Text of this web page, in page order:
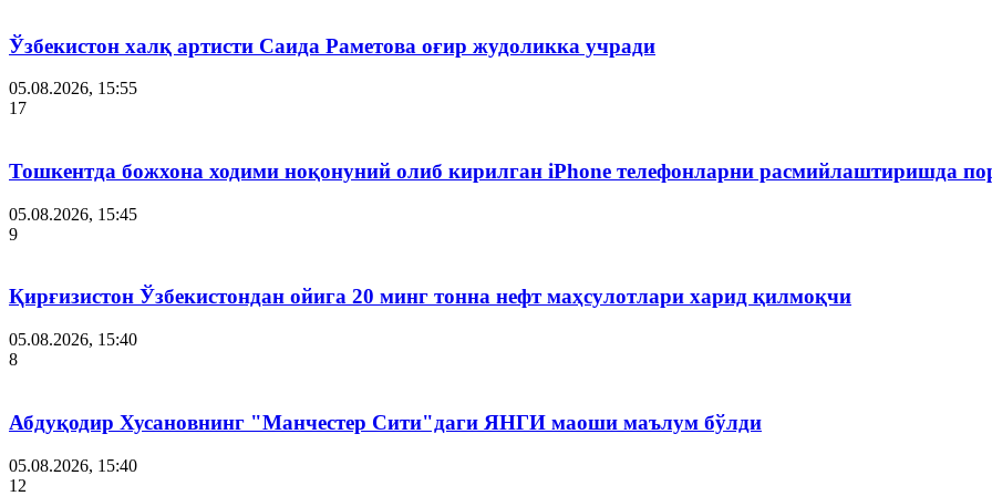
Ўзбекистон халқ артисти Саида Раметова оғир жудоликка учради
05.08.2026, 15:55
17
Тошкентда божхона ходими ноқонуний олиб кирилган iPhone телефонларни расмийлаштиришда
05.08.2026, 15:45
9
Қирғизистон Ўзбекистондан ойига 20 минг тонна нефт маҳсулотлари харид қилмоқчи
05.08.2026, 15:40
8
Абдуқодир Хусановнинг "Манчестер Сити"даги ЯНГИ маоши маълум бўлди
05.08.2026, 15:40
12